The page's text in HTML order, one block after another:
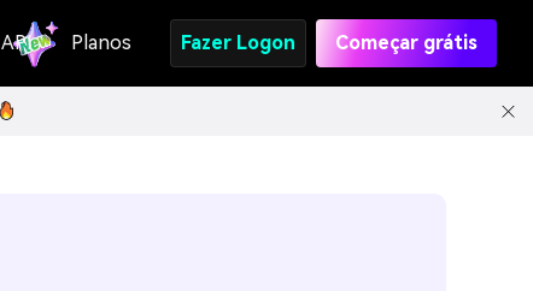
API Planos Fazer Logon Começar grátis